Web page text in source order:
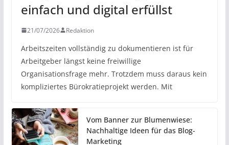
einfach und digital erfüllst
21/07/2026 Redaktion
Arbeitszeiten vollständig zu dokumentieren ist für
Arbeitgeber längst keine freiwillige
Organisationsfrage mehr. Trotzdem muss daraus kein
kompliziertes Bürokratieprojekt werden. Mit
Vom Banner zur Blumenwiese:
Nachhaltige Ideen für das Blog-
Marketing